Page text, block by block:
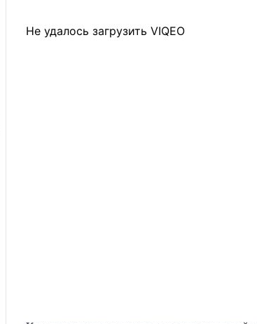
Не удалось загрузить VIQEO